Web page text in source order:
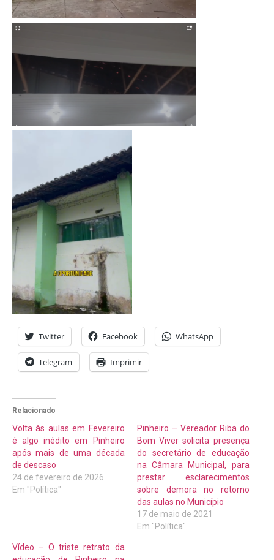
Twitter Facebook WhatsApp
Telegram Imprimir
Relacionado
Volta às aulas em Fevereiro
é algo inédito em Pinheiro
após mais de uma década
de descaso
24 de fevereiro de 2026
Em "Política"
Pinheiro – Vereador Riba do
Bom Viver solicita presença
do secretário de educação
na Câmara Municipal, para
prestar esclarecimentos
sobre demora no retorno
das aulas no Município
17 de maio de 2021
Em "Política"
Vídeo – O triste retrato da